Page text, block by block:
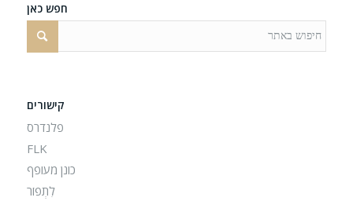
חפש כאן
קישורים
פלנדרס
FLK
כונן מעופף
לִתְפוֹר